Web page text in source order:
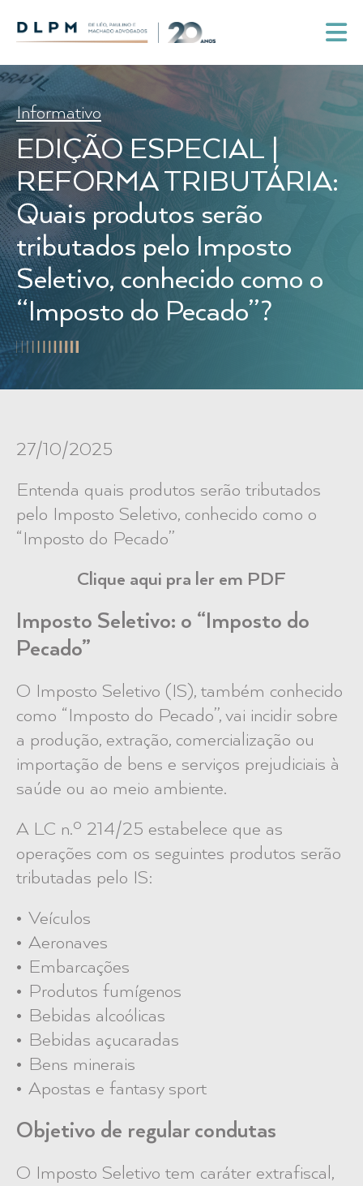
Informativo
EDIÇÃO ESPECIAL |
REFORMA TRIBUTÁRIA:
Quais produtos serão
tributados pelo Imposto
Seletivo, conhecido como o
“Imposto do Pecado”?
27/10/2025
Entenda quais produtos serão tributados
pelo Imposto Seletivo, conhecido como o
“Imposto do Pecado”
Clique aqui pra ler em PDF
Imposto Seletivo: o “Imposto do
Pecado”
O Imposto Seletivo (IS), também conhecido
como “Imposto do Pecado”, vai incidir sobre
a produção, extração, comercialização ou
importação de bens e serviços prejudiciais à
saúde ou ao meio ambiente.
A LC n.º 214/25 estabelece que as
operações com os seguintes produtos serão
tributadas pelo IS:
Veículos
Aeronaves
Embarcações
Produtos fumígenos
Bebidas alcoólicas
Bebidas açucaradas
Bens minerais
Apostas e fantasy sport
Objetivo de regular condutas
O Imposto Seletivo tem caráter extrafiscal,